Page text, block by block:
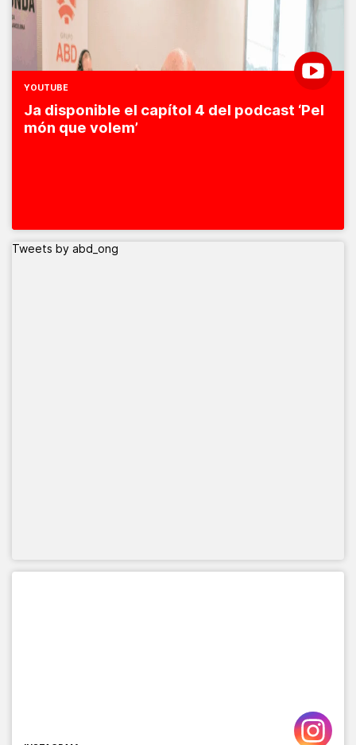
YOUTUBE
Ja disponible el capítol 4 del podcast ‘Pel
món que volem’
Tweets by abd_ong